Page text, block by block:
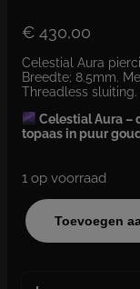
€ 430,00
Celestial Aura
Breedte; 8.5mm.
Threadless
Celestial Aura –
topaas in puur
1 op voorraad
C
e
Toevoegen